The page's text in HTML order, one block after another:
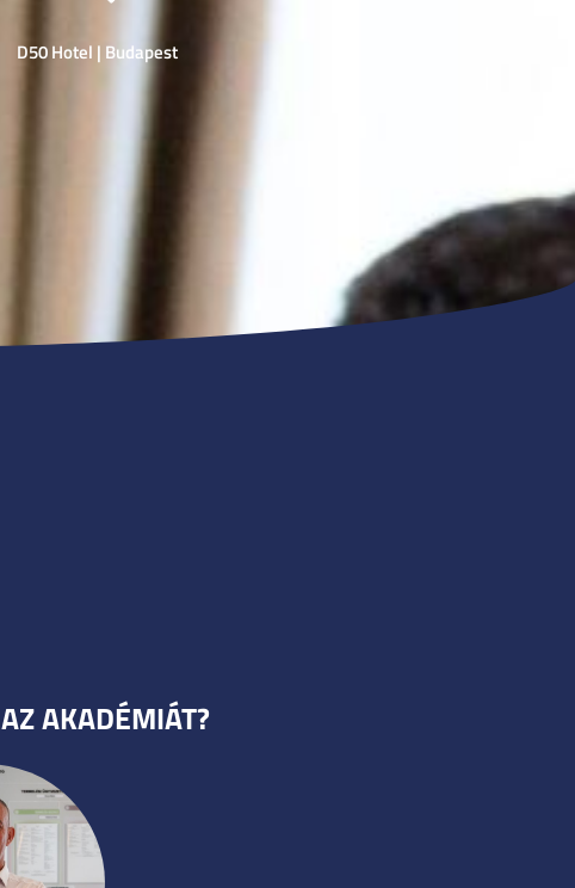
D50 Hotel | Budapest
AKADÉMIÁT?